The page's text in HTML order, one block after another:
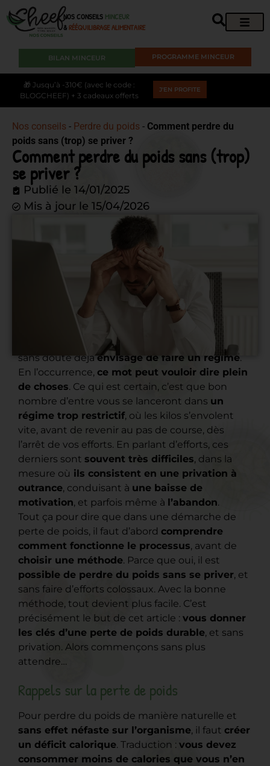
NOS CONSEILS MINCEUR
&RÉÉQUILIBRAGE ALIMENTAIRE
PROGRAMME MINCEUR
BILAN MINCEUR
🎁 Jusqu’à -310€ (avec le code :
BLOGCHEEF) + 3 cadeaux offerts
J'EN PROFITE
Nos conseils - Perdre du poids - Comment perdre du
poids sans (trop) se priver ?
Comment perdre du poids sans (trop)
se priver ?
Publié le 14/01/2025
Mis à jour le 15/04/2026
vous cherchez à perdre du poids
, vous avez
sans doute déjàenvisagé de faire un régime.
En l’occurrence, ce mot peut vouloir dire plein
de choses. Ce qui est certain, c’est que bon
nombre d’entre vous se lanceront dans un
régime trop restrictif, où les kilos s’envolent
vite, avant de revenir au pas de course, dès
l’arrêt de vos efforts. En parlant d’efforts, ces
derniers sont souvent très difficiles, dans la
mesure où ils consistent en une privation à
outrance, conduisant à une baisse de
motivation, et parfois même à l’abandon.
Tout ça pour dire que dans une démarche de
perte de poids, il faut d’abord comprendre
comment fonctionne le processus, avant de
choisir une méthode. Parce que oui, il est
possible de perdre du poids sans se priver, et
sans faire d’efforts colossaux. Avec la bonne
méthode, tout devient plus facile. C’est
précisément le but de cet article : vous donner
les clés d’une perte de poids durable, et sans
privation. Alors commençons sans plus
attendre…
Rappels sur la perte de poids
Pour perdre du poids de manière naturelle et
sans effet néfaste sur l’organisme, il faut créer
un déficit calorique. Traduction : vous devez
consommer moins de calories que vous n’en